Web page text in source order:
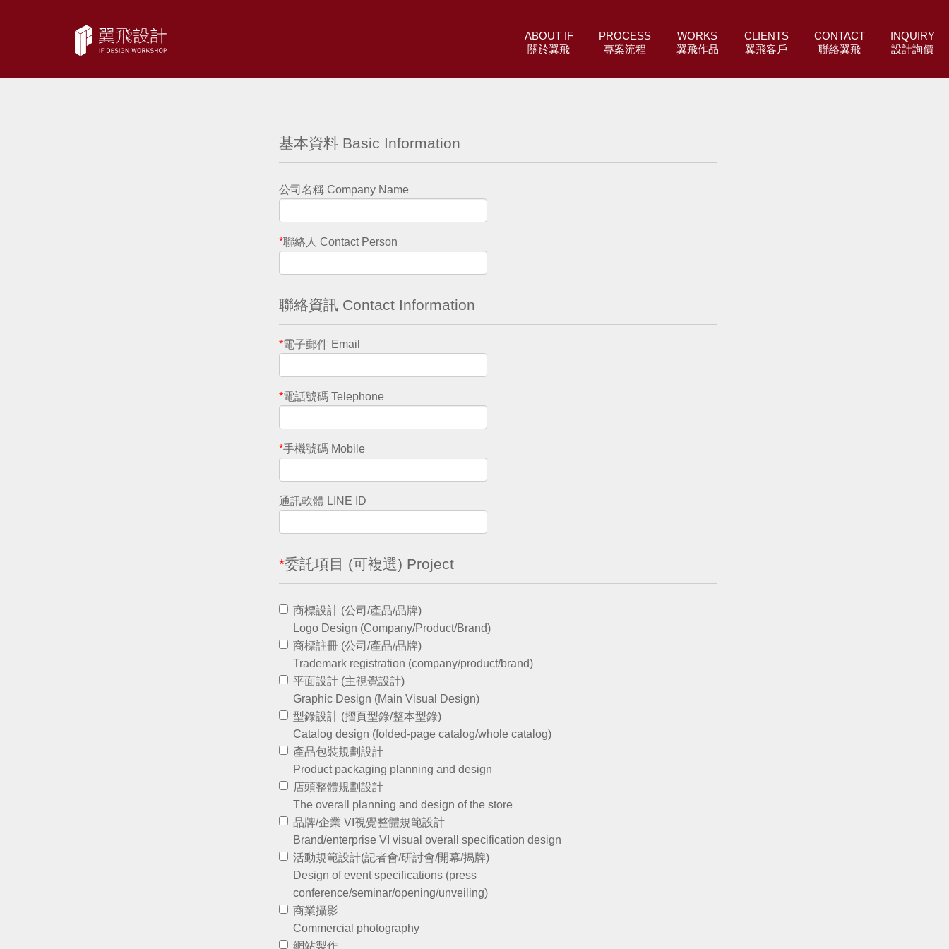
ABOUT IF
關於翼飛
PROCESS
專案流程
WORKS
翼飛作品
CLIENTS
翼飛客戶
CONTACT
聯絡翼飛
INQUIRY
設計詢價
基本資料 Basic Information
公司名稱 Company Name
*聯絡人 Contact Person
聯絡資訊 Contact Information
*電子郵件 Email
*電話號碼 Telephone
*手機號碼 Mobile
通訊軟體 LINE ID
*委託項目 (可複選) Project
商標設計 (公司/產品/品牌)
Logo Design (Company/Product/Brand)
商標註冊 (公司/產品/品牌)
Trademark registration (company/product/brand)
平面設計 (主視覺設計)
Graphic Design (Main Visual Design)
型錄設計 (摺頁型錄/整本型錄)
Catalog design (folded-page catalog/whole catalog)
產品包裝規劃設計
Product packaging planning and design
店頭整體規劃設計
The overall planning and design of the store
品牌/企業 VI視覺整體規範設計
Brand/enterprise VI visual overall specification design
活動規範設計(記者會/研討會/開幕/揭牌)
Design of event specifications (press
conference/seminar/opening/unveiling)
商業攝影
Commercial photography
網站製作